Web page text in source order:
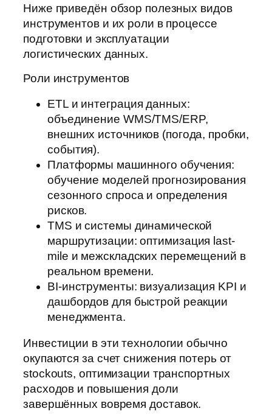
Ниже приведён обзор полезных видов
инструментов и их роли в процессе
подготовки и эксплуатации
логистических данных.
Роли инструментов
ETL и интеграция данных:
объединение WMS/TMS/ERP,
внешних источников (погода, пробки,
события).
Платформы машинного обучения:
обучение моделей прогнозирования
сезонного спроса и определения
рисков.
TMS и системы динамической
маршрутизации: оптимизация last-
mile и межскладских перемещений в
реальном времени.
BI-инструменты: визуализация KPI и
дашбордов для быстрой реакции
менеджмента.
Инвестиции в эти технологии обычно
окупаются за счет снижения потерь от
stockouts, оптимизации транспортных
расходов и повышения доли
завершённых вовремя доставок.